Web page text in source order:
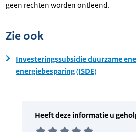
geen rechten worden ontleend.
Zie ook
Investeringssubsidie duurzame
energiebesparing (ISDE)